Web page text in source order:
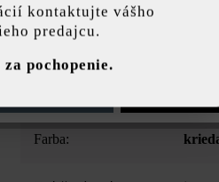
LIV29/LIV a Dots29/Dots.
žiadny problém: všetky farby,
Farba:
ponúkla najlepšiu možnú funkčnosť...
Povoliť všetky
kontaktujte vášho
predajcu.
pochopenie.